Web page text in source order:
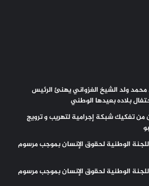
ولد الشيخ الغزواني يهنئ الرئيس
بلاده بعيدها الوطني
من تفكيك شبكة إجرامية لتهريب و ترويج
الوطنية لحقوق الإنسان بموجب مرسوم
الوطنية لحقوق الإنسان بموجب مرسوم